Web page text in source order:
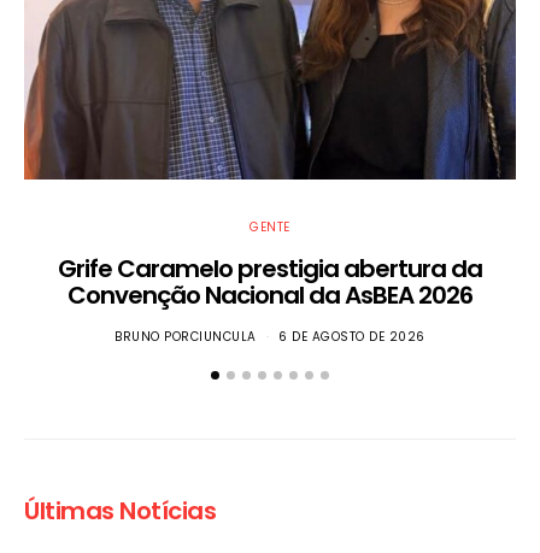
GENTE
Grife Caramelo prestigia abertura da
Convenção Nacional da AsBEA 2026
BRUNO PORCIUNCULA 6 DE AGOSTO DE 2026
Últimas Notícias